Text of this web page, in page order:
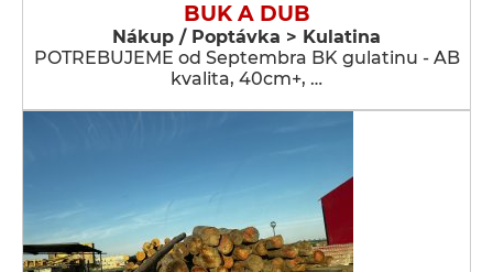
BUK A DUB
Nákup / Poptávka > Kulatina
POTREBUJEME od Septembra BK gulatinu - AB
kvalita, 40cm+, …